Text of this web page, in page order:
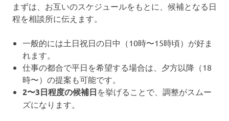
まずは、お互いのスケジュールをもとに、候補となる日
程を相談所に伝えます。
一般的には土日祝日の日中（10時〜15時頃）が好ま
れます。
仕事の都合で平日を希望する場合は、夕方以降（18
時〜）の提案も可能です。
2〜3日程度の候補日 を挙げることで、調整がスムー
ズになります。